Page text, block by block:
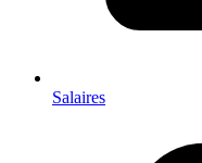
Salaires